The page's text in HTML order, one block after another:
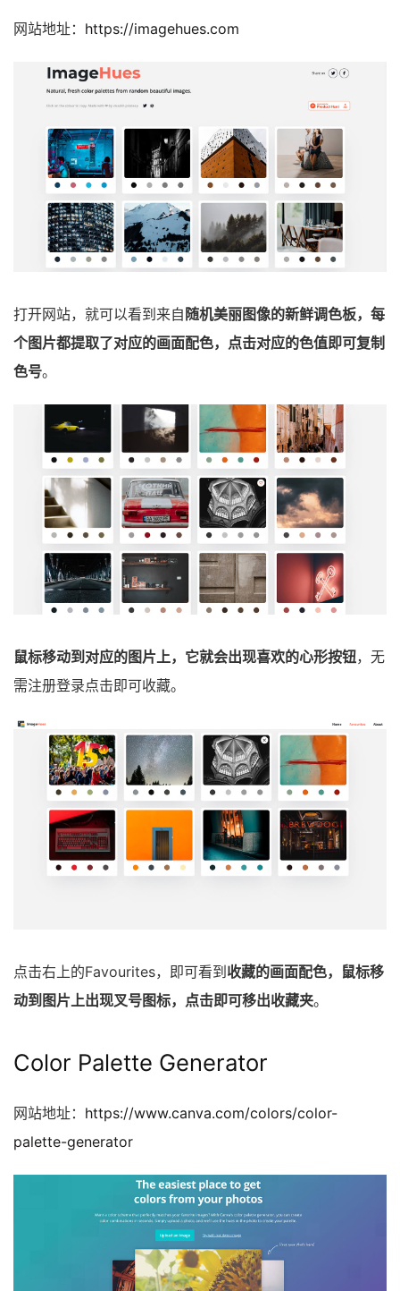
网站地址： https://imagehues.com
打开网站，就可以看到来自 随机美丽图像的新鲜调色板，每
个图片都提取了对应的画面配色，点击对应的色值即可复制
色号。
鼠标移动到对应的图片上，它就会出现喜欢的心形按钮，无
需注册登录点击即可收藏。
点击右上的Favourites，即可看到收藏的画面配色，鼠标移
动到图片上出现叉号图标，点击即可移出收藏夹。
Color Palette Generator
网站地址： https://www.canva.com/colors/color-
palette-generator